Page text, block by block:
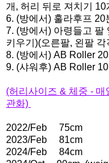
개, 허리 뒤로 져치기 10
6. (방에서) 훌라후프
7. (방에서) 아령들고 팔
키우기)(오른팔, 왼팔 각
8. (방에서) AB Roller 20
9. (샤워후) AB Roller 10
(허리사이즈 & 체중 -
관화)
2022/Feb
75cm
2023/Feb
81cm
2024/Feb
84cm